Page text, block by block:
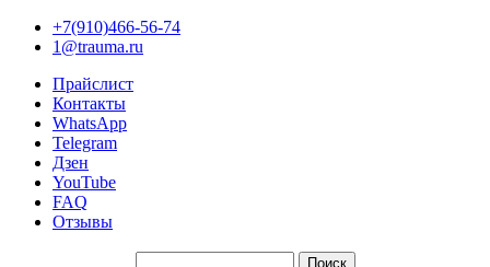
+7(910)466-56-74
1@trauma.ru
Прайслист
Контакты
WhatsApp
Telegram
Дзен
YouTube
FAQ
Отзывы